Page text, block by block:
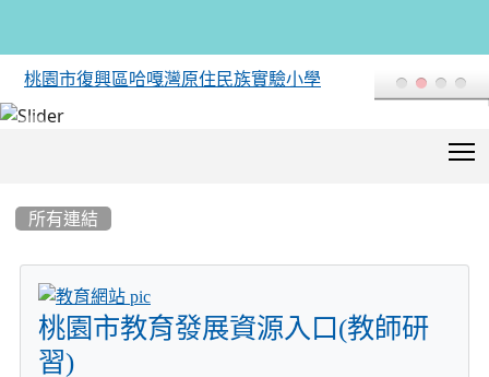
桃園市復興區哈嘎灣原住民族實驗小學
所有連結
title:教育網站
桃園市教育發展資源入口(教師研
習)